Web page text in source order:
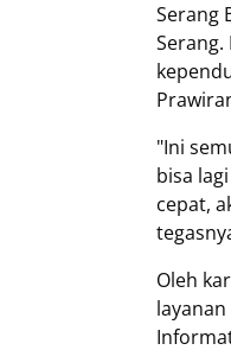
Serang
"Ini
bisa
cepat,
Oleh